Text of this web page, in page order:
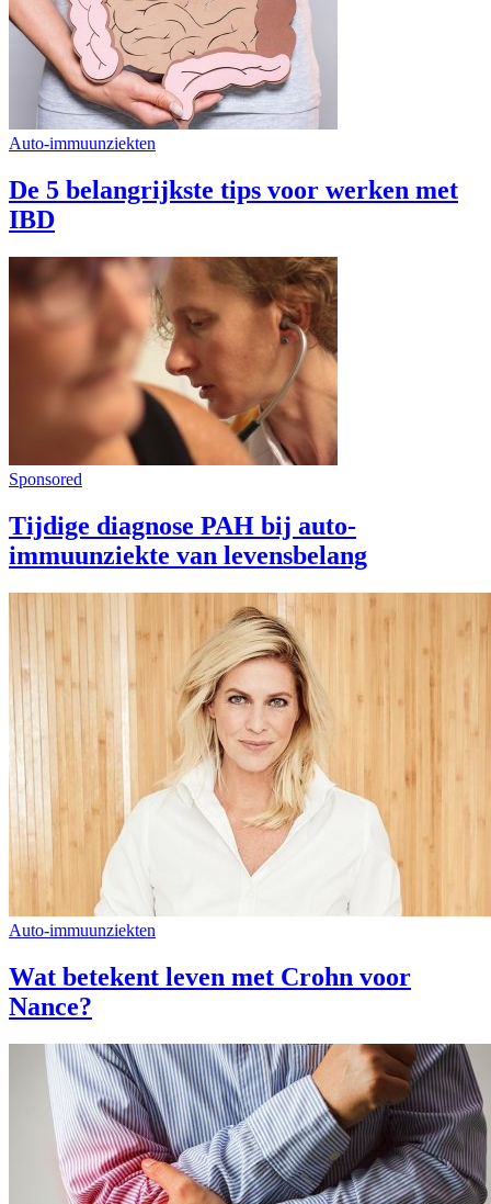
Auto-immuunziekten
De 5 belangrijkste tips voor werken met
IBD
Sponsored
Tijdige diagnose PAH bij auto-
immuunziekte van levensbelang
Auto-immuunziekten
Wat betekent leven met Crohn voor
Nance?